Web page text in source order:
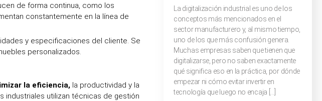
de forma continua, como los
constantemente en la línea de
y especificaciones del cliente. Se
personalizados.
la eficiencia, la productividad y la
industriales utilizan técnicas de gestión
La digitalización industrial es uno de los
conceptos más mencionados en el
sector manufacturero y, al mismo tiempo,
uno de los que más confusión genera.
Muchas empresas saben que tienen que
digitalizarse, pero no saben exactamente
qué significa eso en la práctica, por dónde
empezar ni cómo evitar invertir en
tecnología que luego no encaja […]